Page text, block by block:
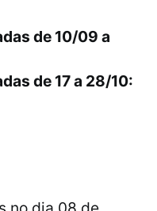
de 10/09 a
de 17 a 28/10: